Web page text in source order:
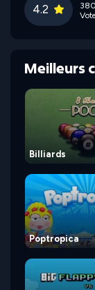
4.2
380
Meilleurs
Billiards
Poptropica